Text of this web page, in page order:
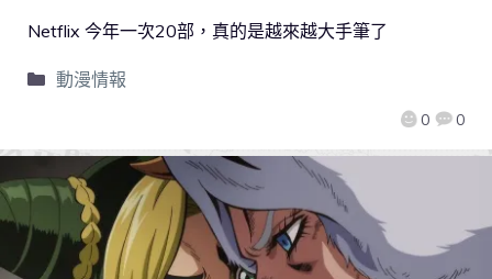
0 0
Netflix 今年一次20部，真的是越來越大手筆了
動漫情報